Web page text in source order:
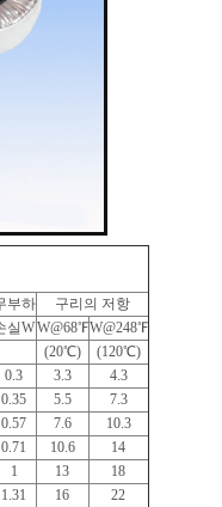
부하 구리의 저항
실WW@68℉W@248℉
(20℃)
(120℃)
0.3 3.3
4.3
0.35 5.5
7.3
0.57 7.6
10.3
0.71 10.6
14
1 13
18
1.31 16
22